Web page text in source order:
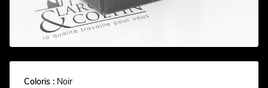
Coloris : Noir